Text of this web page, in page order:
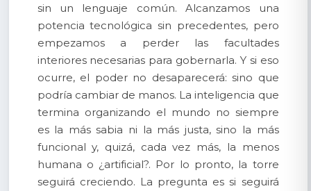
sin un lenguaje común. Alcanzamos una
potencia tecnológica sin precedentes, pero
empezamos a perder las facultades
interiores necesarias para gobernarla. Y si eso
ocurre, el poder no desaparecerá: sino que
podría cambiar de manos. La inteligencia que
termina organizando el mundo no siempre
es la más sabia ni la más justa, sino la más
funcional y, quizá, cada vez más, la menos
humana o ¿artificial?. Por lo pronto, la torre
seguirá creciendo. La pregunta es si seguirá